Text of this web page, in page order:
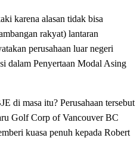
karena alasan tidak bisa
rakyat) lantaran
perusahaan luar negeri
dalam Penyertaan Modal Asing
di masa itu? Perusahaan tersebut
Golf Corp of Vancouver BC
kuasa penuh kepada Robert